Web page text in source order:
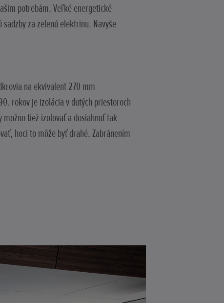
potrebám. Veľké energetické
za zelenú elektrinu. Navyše
na ekvivalent 270 mm
rokov je izolácia v dutých priestoroch
tiež izolovať a dosiahnuť tak
hoci to môže byť drahé. Zabránením